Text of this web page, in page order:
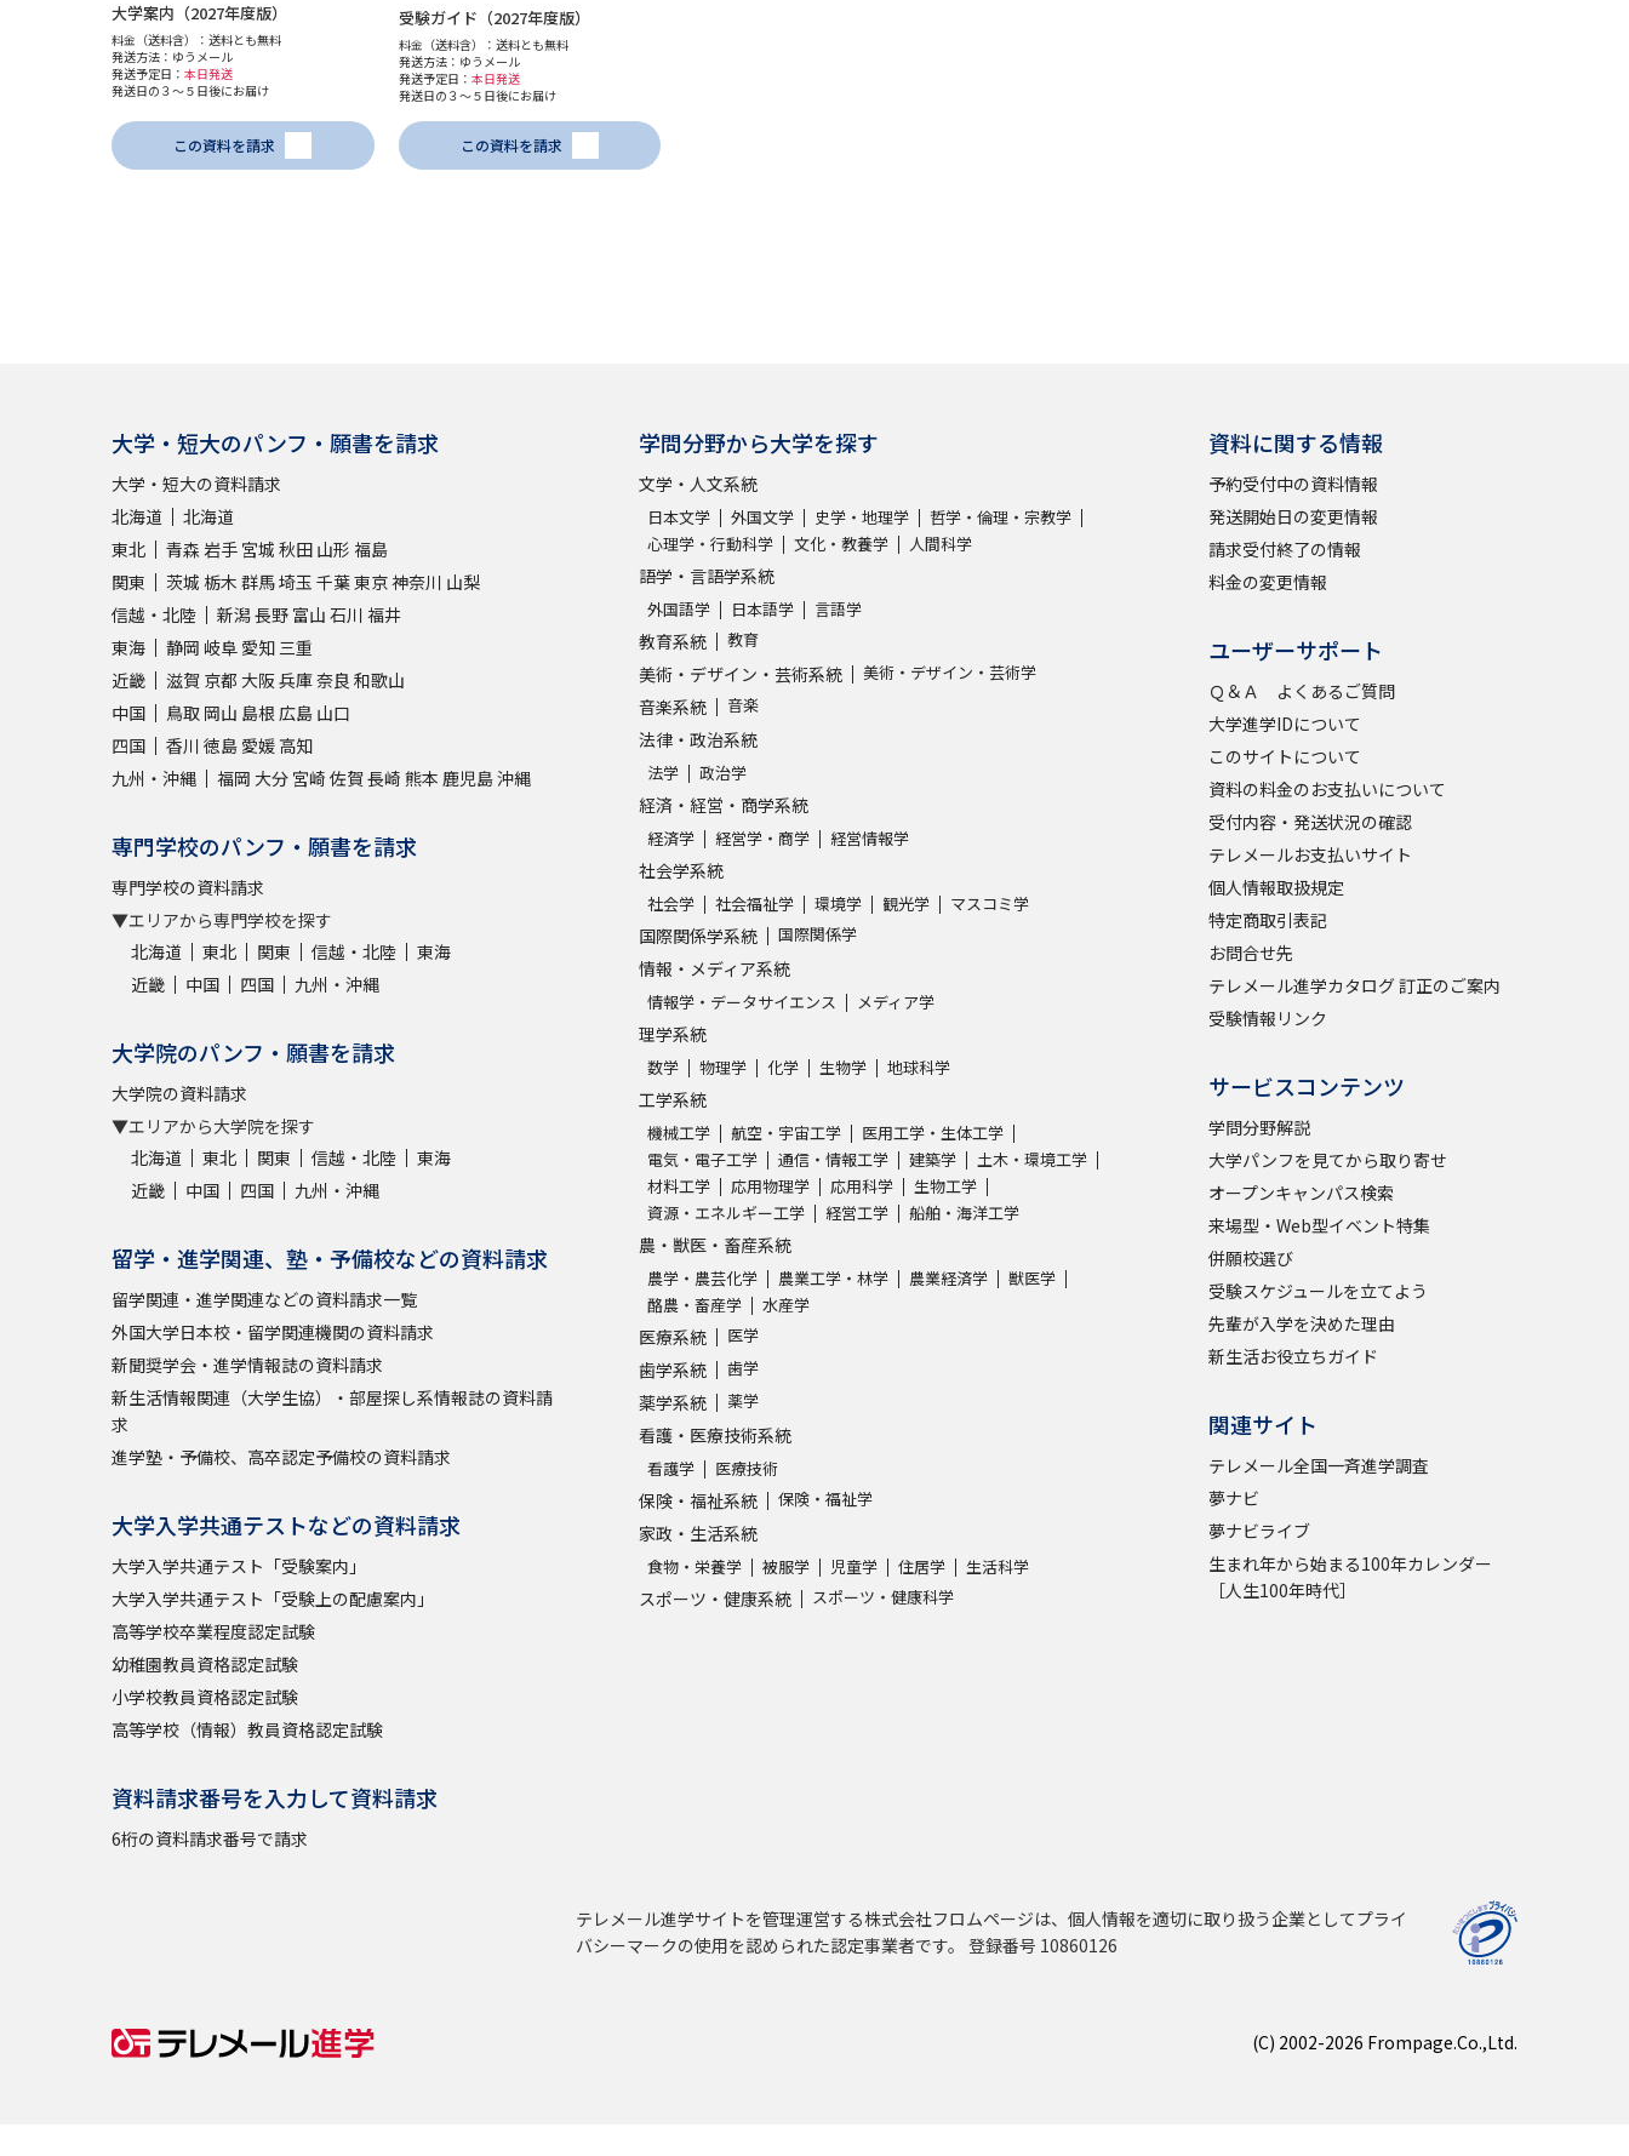
受験情報リンク
大学案内（2027年度版）
料金（送料含）：送料とも無料
発送方法：ゆうメール
発送予定日： 本日発送
発送日の３～５日後にお届け
この資料を請求
受験ガイド（2027年度版）
料金（送料含）：送料とも無料
発送方法：ゆうメール
発送予定日： 本日発送
発送日の３～５日後にお届け
この資料を請求
大学・短大のパンフ・願書を請求
大学・短大の資料請求
北海道
北海道
東北
青森 岩手 宮城 秋田 山形 福島
関東
茨城 栃木 群馬埼玉 千葉東京神奈川 山梨
信越・北陸
新潟長野 富山 石川 福井
東海
静岡 岐阜 愛知 三重
近畿
滋賀 京都 大阪兵庫奈良 和歌山
中国
鳥取 岡山 島根 広島 山口
四国
香川 徳島 愛媛 高知
九州・沖縄
福岡 大分 宮崎 佐賀 長崎 熊本 鹿児島沖縄
専門学校のパンフ・願書を請求
専門学校の資料請求
▼エリアから専門学校を探す
北海道
東北 関東 信越・北陸
東海
近畿
中国 四国 九州・沖縄
大学院のパンフ・願書を請求
大学院の資料請求
▼エリアから大学院を探す
北海道
東北 関東 信越・北陸
東海
近畿
中国 四国 九州・沖縄
留学・進学関連、塾・予備校などの資料請求
留学関連・進学関連などの資料請求一覧
外国大学日本校・留学関連機関の資料請求
新聞奨学会・進学情報誌の資料請求
新生活情報関連（大学生協）・部屋探し系情報誌の資料請
求
進学塾・予備校、高卒認定予備校の資料請求
大学入学共通テストなどの資料請求
大学入学共通テスト「受験案内」
大学入学共通テスト「受験上の配慮案内」
高等学校卒業程度認定試験
幼稚園教員資格認定試験
小学校教員資格認定試験
高等学校（情報）教員資格認定試験
資料請求番号を入力して資料請求
6桁の資料請求番号で請求
学問分野から大学を探す
文学・人文系統
日本文学 外国文学 史学・地理学
哲学・倫理・宗教学
心理学・行動科学
文化・教養学 人間科学
語学・言語学系統
外国語学 日本語学 言語学
教育系統 教育
美術・デザイン・芸術系統 美術・デザイン・芸術学
音楽系統 音楽
法律・政治系統
法学 政治学
経済・経営・商学系統
経済学 経営学・商学 経営情報学
社会学系統
社会学 社会福祉学 環境学 観光学 マスコミ学
国際関係学系統 国際関係学
情報・メディア系統
情報学・データサイエンス メディア学
理学系統
数学 物理学 化学 生物学 地球科学
工学系統
機械工学 航空・宇宙工学
医用工学・生体工学
電気・電子工学
通信・情報工学 建築学
土木・環境工学
材料工学
応用物理学 応用科学
生物工学
資源・エネルギー工学
経営工学 船舶・海洋工学
農・獣医・畜産系統
農学・農芸化学 農業工学・林学 農業経済学
獣医学
酪農・畜産学
水産学
医療系統 医学
歯学系統 歯学
薬学系統 薬学
看護・医療技術系統
看護学 医療技術
保険・福祉系統 保険・福祉学
家政・生活系統
食物・栄養学 被服学 児童学 住居学 生活科学
スポーツ・健康系統 スポーツ・健康科学
資料に関する情報
予約受付中の資料情報
発送開始日の変更情報
請求受付終了の情報
料金の変更情報
ユーザーサポート
Ｑ＆Ａ よくあるご質問
大学進学IDについて
このサイトについて
資料の料金のお支払いについて
受付内容・発送状況の確認
テレメールお支払いサイト
個人情報取扱規定
特定商取引表記
お問合せ先
テレメール進学カタログ 訂正のご案内
受験情報リンク
サービスコンテンツ
学問分野解説
大学パンフを見てから取り寄せ
オープンキャンパス検索
来場型・Web型イベント特集
併願校選び
受験スケジュールを立てよう
先輩が入学を決めた理由
新生活お役立ちガイド
関連サイト
テレメール全国一斉進学調査
夢ナビ
夢ナビライブ
生まれ年から始まる100年カレンダー
［人生100年時代］
テレメール進学サイトを管理運営する株式会社フロムページは、個人情報を適切に取り扱う企業としてプライ
バシーマークの使用を認められた認定事業者です。 登録番号 10860126
(C) 2002-2026 Frompage.Co.,Ltd.